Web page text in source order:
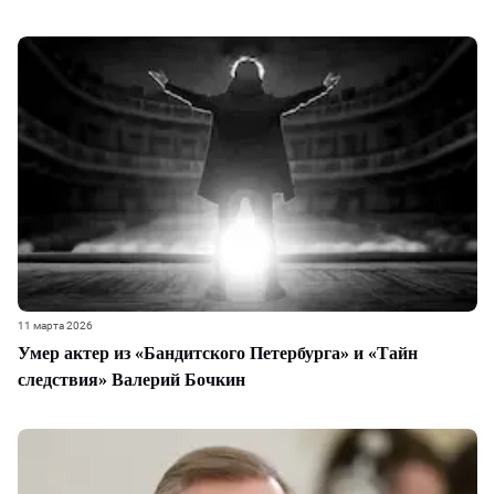
Умер актер из «Бандитского Петербурга» и «Тайн
следствия» Валерий Бочкин
11 марта 2026